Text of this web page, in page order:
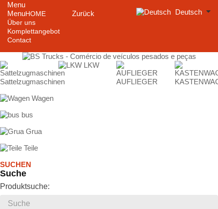
Menu
Menu
Zurück
HOME
Über uns
Komplettangebot
Contact
Deutsch
Sattelzugmaschinen
LKW
AUFLIEGER
Wagen
bus
Grua
Teile
SUCHEN
Suche
Produktsuche: